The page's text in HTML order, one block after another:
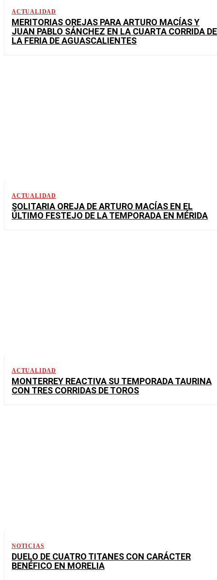
ACTUALIDAD
MERITORIAS OREJAS PARA ARTURO MACÍAS Y
JUAN PABLO SÁNCHEZ EN LA CUARTA CORRIDA DE
LA FERIA DE AGUASCALIENTES
ACTUALIDAD
SOLITARIA OREJA DE ARTURO MACÍAS EN EL
ÚLTIMO FESTEJO DE LA TEMPORADA EN MÉRIDA
ACTUALIDAD
MONTERREY REACTIVA SU TEMPORADA TAURINA
CON TRES CORRIDAS DE TOROS
NOTICIAS
DUELO DE CUATRO TITANES CON CARÁCTER
BENÉFICO EN MORELIA